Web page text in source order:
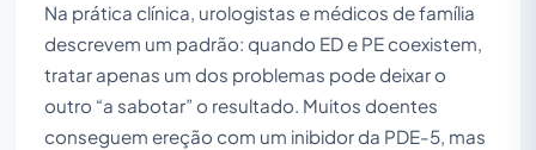
Na prática clínica, urologistas e médicos de família
descrevem um padrão: quando ED e PE coexistem,
tratar apenas um dos problemas pode deixar o
outro “a sabotar” o resultado. Muitos doentes
conseguem ereção com um inibidor da PDE-5, mas